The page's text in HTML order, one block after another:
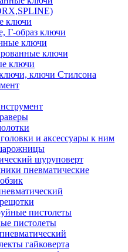
ключи
Г-образ ключи
ключи
ключи
ключи
ключи Стилсона
и аксессуары к ним
шуруповерт
пневматические
пистолеты
пистолеты
гайковерта